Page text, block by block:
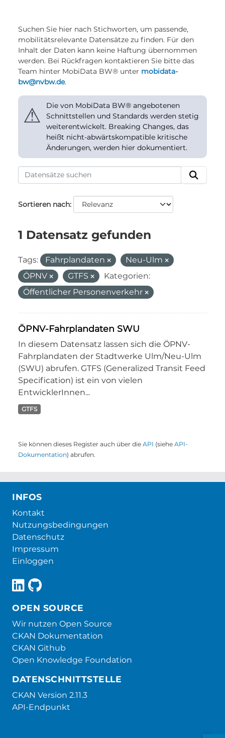
Suchen Sie hier nach Stichworten, um passende,
mobilitätsrelevante Datensätze zu finden. Für den
Inhalt der Daten kann keine Haftung übernommen
werden. Bei Rückfragen kontaktieren Sie bitte das
Team hinter MobiData BW® unter mobidata-
bw@nvbw.de.
⚠
Die von MobiData BW® angebotenen
Schnittstellen und Standards werden stetig
weiterentwickelt. Breaking Changes, das
heißt nicht-abwärtskompatible kritische
Änderungen, werden hier dokumentiert.
Sortieren nach
1 Datensatz gefunden
Tags: Fahrplandaten
Neu-Ulm
ÖPNV
GTFS
Kategorien:
Öffentlicher Personenverkehr
ÖPNV-Fahrplandaten SWU
In diesem Datensatz lassen sich die ÖPNV-
Fahrplandaten der Stadtwerke Ulm/Neu-Ulm
(SWU) abrufen. GTFS (Generalized Transit Feed
Specification) ist ein von vielen
EntwicklerInnen...
GTFS
Sie können dieses Register auch über die API (siehe API-
Dokumentation) abrufen.
INFOS
Kontakt
Nutzungsbedingungen
Datenschutz
Impressum
Einloggen
OPEN SOURCE
Wir nutzen Open Source
CKAN Dokumentation
CKAN Github
Open Knowledge Foundation
DATENSCHNITTSTELLE
CKAN Version 2.11.3
API-Endpunkt